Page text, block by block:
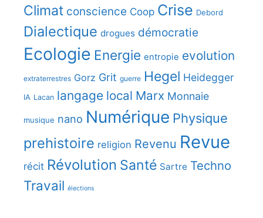
Climat conscience Coop Crise Debord
Dialectique drogues démocratie
Ecologie Energie entropie evolution
extraterrestres Gorz Grit guerre Hegel Heidegger
IA Lacan langage local Marx Monnaie
musique nano Numérique Physique
prehistoire religion Revenu Revue
récit Révolution Santé Sartre Techno
Travail élections